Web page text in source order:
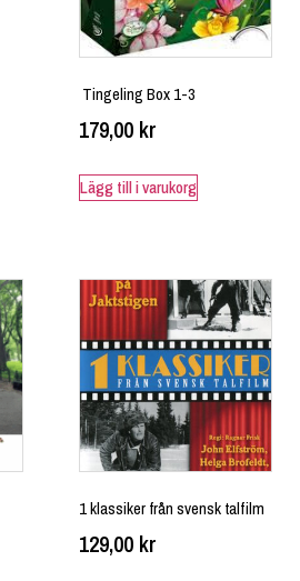
Tingeling Box 1-3
179,00 kr
Lägg till i varukorg
1 klassiker från svensk talfilm
129,00 kr